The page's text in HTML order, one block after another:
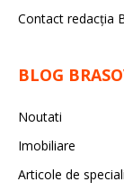
Contact redacţia
BLOG
Noutati
Imobiliare
Articole de